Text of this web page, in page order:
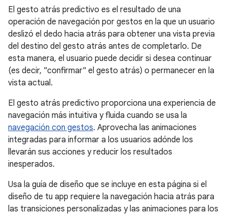
El gesto atrás predictivo es el resultado de una
operación de navegación por gestos en la que un usuario
deslizó el dedo hacia atrás para obtener una vista previa
del destino del gesto atrás antes de completarlo. De
esta manera, el usuario puede decidir si desea continuar
(es decir, "confirmar" el gesto atrás) o permanecer en la
vista actual.
El gesto atrás predictivo proporciona una experiencia de
navegación más intuitiva y fluida cuando se usa la
navegación con gestos. Aprovecha las animaciones
integradas para informar a los usuarios adónde los
llevarán sus acciones y reducir los resultados
inesperados.
Usa la guía de diseño que se incluye en esta página si el
diseño de tu app requiere la navegación hacia atrás para
las transiciones personalizadas y las animaciones para los